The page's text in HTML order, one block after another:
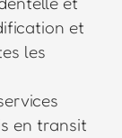
et
les
en transit